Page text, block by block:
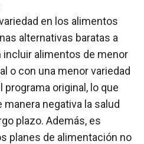
en los alimentos
alternativas baratas a
incluir alimentos de menor
o con una menor variedad
programa original, lo que
negativa la salud
plazo. Además, es
planes de alimentación no